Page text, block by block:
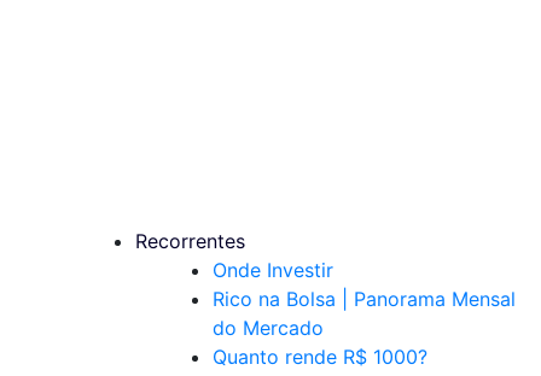
Recorrentes
Onde Investir
Rico na Bolsa | Panorama Mensal
do Mercado
Quanto rende R$ 1000?